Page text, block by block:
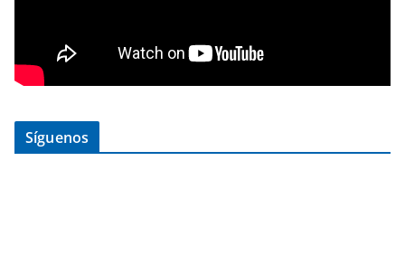
Síguenos